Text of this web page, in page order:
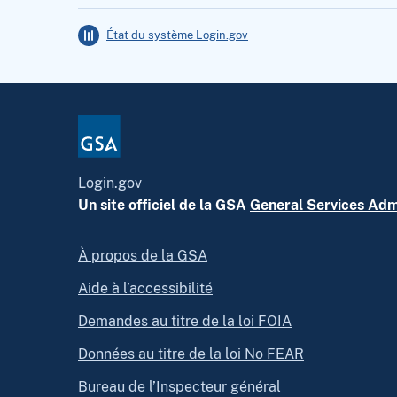
État du système Login.gov
Login.gov
Un site officiel de la GSA General Services
À propos de la GSA
Aide à l’accessibilité
Demandes au titre de la loi FOIA
Données au titre de la loi No FEAR
Bureau de l’Inspecteur général